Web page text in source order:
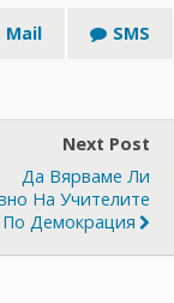
Mail SMS
Next Post
Да Вярваме Ли
На Учителите
Демокрация